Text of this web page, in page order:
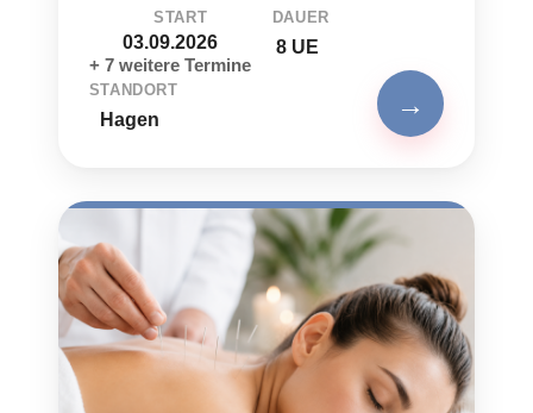
START
03.09.2026
+ 7 weitere Termine
DAUER
8 UE
STANDORT
Hagen →